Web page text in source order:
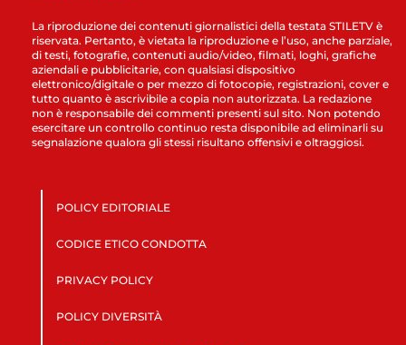
La riproduzione dei contenuti giornalistici della testata STILETV è
riservata. Pertanto, è vietata la riproduzione e l’uso, anche parziale,
di testi, fotografie, contenuti audio/video, filmati, loghi, grafiche
aziendali e pubblicitarie, con qualsiasi dispositivo
elettronico/digitale o per mezzo di fotocopie, registrazioni, cover e
tutto quanto è ascrivibile a copia non autorizzata. La redazione
non è responsabile dei commenti presenti sul sito. Non potendo
esercitare un controllo continuo resta disponibile ad eliminarli su
segnalazione qualora gli stessi risultano offensivi e oltraggiosi.
POLICY EDITORIALE
CODICE ETICO CONDOTTA
PRIVACY POLICY
POLICY DIVERSITÀ